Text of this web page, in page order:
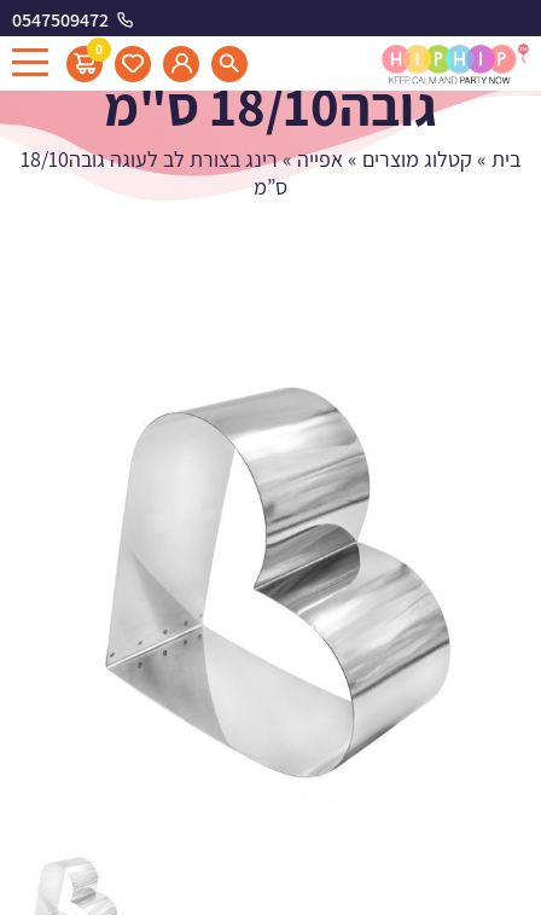
0547509472
0
רינג בצורת לב לעוגה
גובה18/10 ס"מ
בית » קטלוג מוצרים »אפייה»
רינג בצורת לב לעוגה גובה18/10
ס”מ